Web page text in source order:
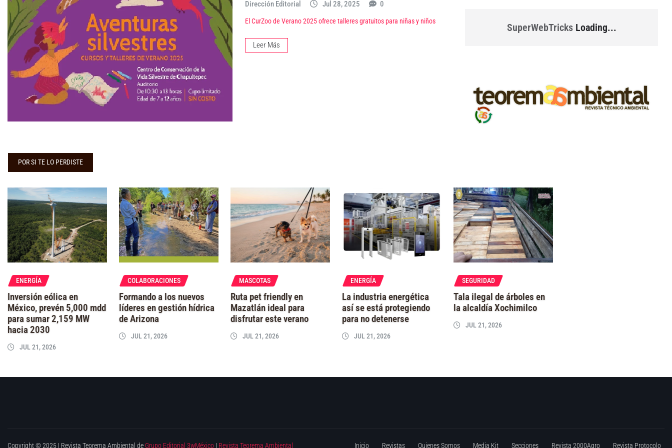
Dirección Editorial Jul 28, 2025 0
El CurZoo de Verano 2025 ofrece talleres gratuitos para niñas y niños
Leer Más
SuperWebTricksLoading...
POR SI TE LO PERDISTE
ENERGÍA
Inversión eólica en
México, prevén 5,000 mdd
para sumar 2,159 MW
hacia 2030
JUL 21, 2026
COLABORACIONES
Formando a los nuevos
líderes en gestión hídrica
de Arizona
JUL 21, 2026
MASCOTAS
Ruta pet friendly en
Mazatlán ideal para
disfrutar este verano
JUL 21, 2026
ENERGÍA
La industria energética
así se está protegiendo
para no detenerse
JUL 21, 2026
SEGURIDAD
Tala ilegal de árboles en
la alcaldía Xochimilco
JUL 21, 2026
Copyright © 2025 | Revista Teorema Ambiental de Grupo Editorial 3wMéxico | Revista Teorema Ambiental Inicio Revistas Quienes Somos Media Kit Secciones Revista 2000Agro Revista Protocolo